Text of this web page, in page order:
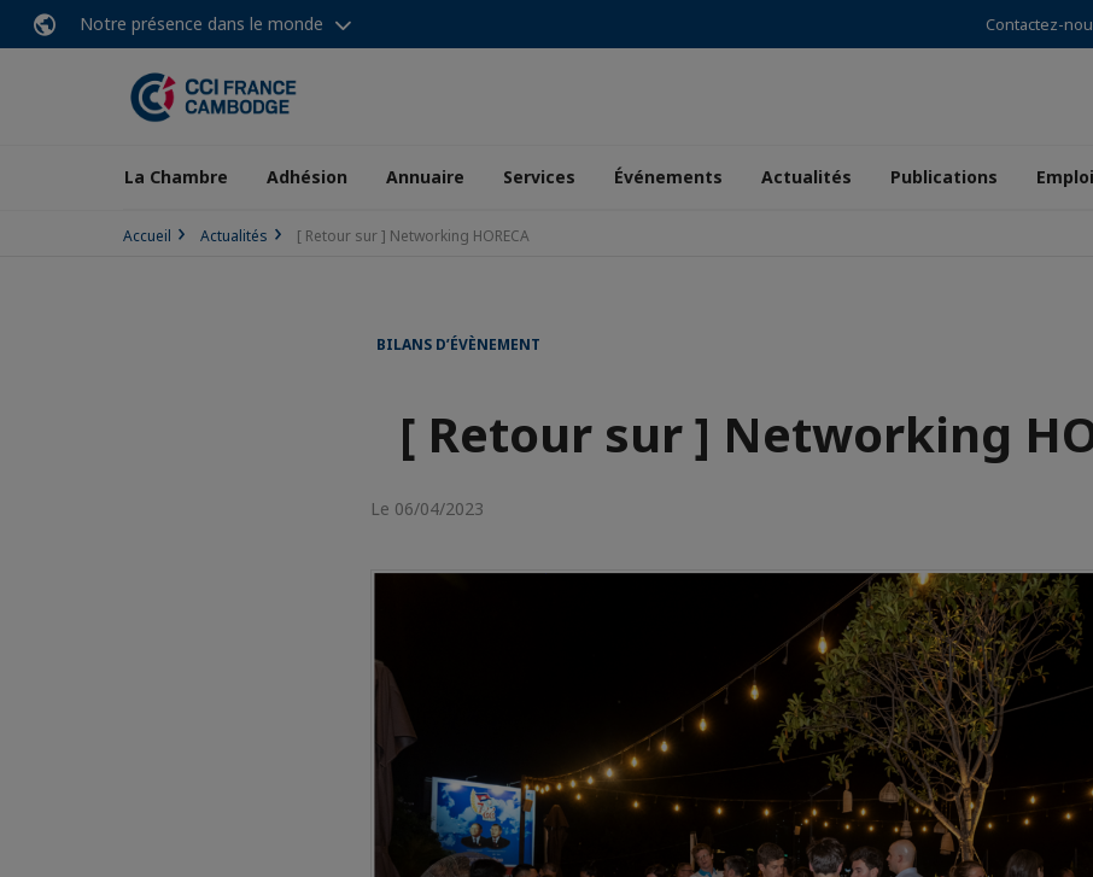
Notre présence dans le monde Contactez-
La Chambre Adhésion Annuaire Services Événements Actualités Publications Emploi
Accueil Actualités [ Retour sur ] Networking HORECA
BILANS D’ÉVÈNEMENT
[ Retour sur ] Networking
Le 06/04/2023